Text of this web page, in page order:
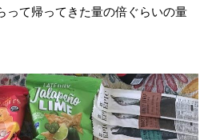
って帰ってきた量の倍ぐらいの量